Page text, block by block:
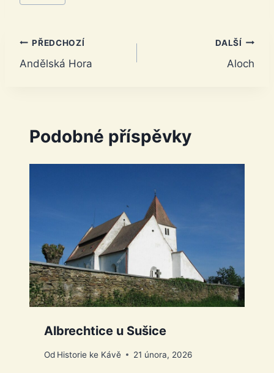
Navigace
pro
PŘEDCHOZÍ
Andělská Hora
DALŠÍ
Aloch
Podobné příspěvky
Albrechtice u Sušice
Od Historie ke Kávě 21 února, 2026